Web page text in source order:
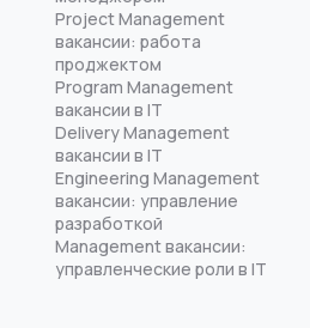
Project Management
вакансии: работа
проджектом
Program Management
вакансии в IT
Delivery Management
вакансии в IT
Engineering Management
вакансии: управление
разработкой
Management вакансии:
управленческие роли в IT